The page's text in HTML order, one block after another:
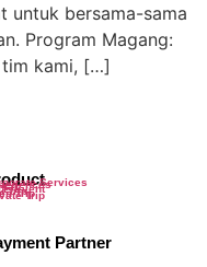
untuk bersama-sama
Program Magang:
tim kami, […]
Trip
Trip
TripEvent
Services
Partner